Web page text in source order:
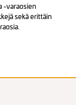
-varaosien
sekä erittäin